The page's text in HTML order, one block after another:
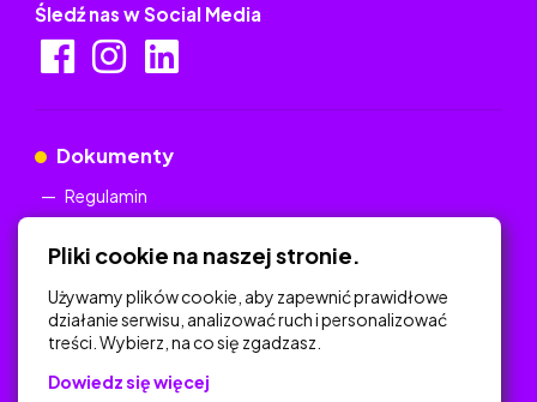
Śledź nas w Social Media
Dokumenty
Regulamin
Na skróty
Polityka Prywatności
Pliki cookie na naszej stronie.
Używamy plików cookie, aby zapewnić prawidłowe
działanie serwisu, analizować ruch i personalizować
treści. Wybierz, na co się zgadzasz.
Dowiedz się więcej